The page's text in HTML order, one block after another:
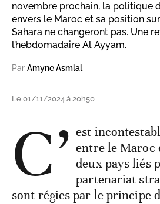
novembre prochain, la politique
envers le Maroc et sa position
Sahara ne changeront pas. Une
l’hebdomadaire Al Ayyam.
Par Amyne Asmlal
Le 01/11/2024 à 20h50
C’ est
entre le Maroc
deux pays liés
partenariat
sont régies par le principe